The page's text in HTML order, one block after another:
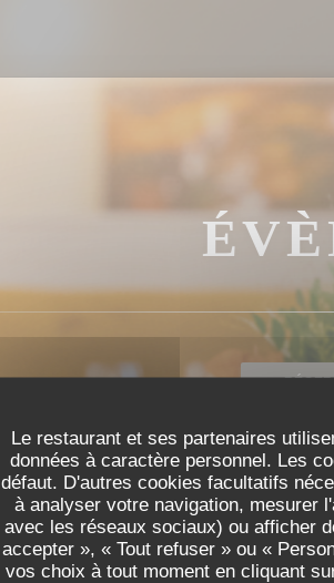
Le restaurant et ses partenaires
données à caractère personnel. Les
défaut. D'autres cookies facultatifs
à analyser votre navigation, mesurer
avec les réseaux sociaux) ou afficher
accepter », « Tout refuser » ou «
vos choix à tout moment en cliquant